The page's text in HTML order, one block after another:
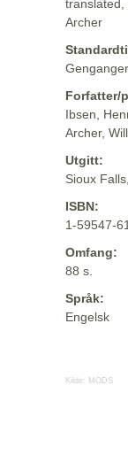
translated,
Archer
Forfatter/
Ibsen,
Archer,
Utgitt:
Sioux
ISBN:
1-59547-
Omfang:
88 s.
Språk:
Engelsk
Kilde: MODS